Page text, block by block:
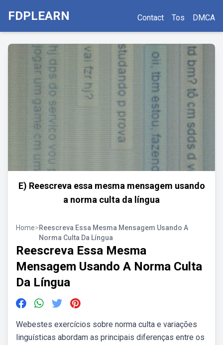
FDPLEARN Contact Tos DMCA
E) Reescreva essa mesma mensagem usando
a norma culta da língua
Home>Reescreva Essa Mesma Mensagem Usando A
Norma Culta Da Língua
Reescreva Essa Mesma
Mensagem Usando A Norma Culta
Da Língua
Webestes exercícios sobre norma culta e variações
linguísticas abordam as principais diferenças entre os